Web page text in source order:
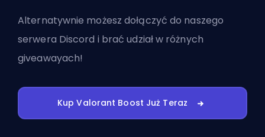
Alternatywnie możeszdołączyć do naszego
serwera Discord i brać udział w różnych
giveawayach!
Kup Valorant Boost Już Teraz